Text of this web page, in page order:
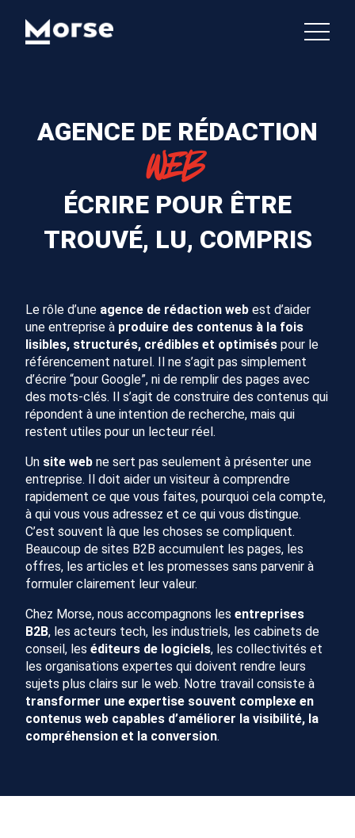
AGENCE DE RÉDACTION
WEB
ÉCRIRE POUR ÊTRE
TROUVÉ, LU, COMPRIS
Le rôle d’une agence de rédaction web est d’aider
une entreprise à produire des contenus à la fois
lisibles, structurés, crédibles et optimisés pour le
référencement naturel. Il ne s’agit pas simplement
d’écrire “pour Google”, ni de remplir des pages avec
des mots-clés. Il s’agit de construire des contenus qui
répondent à une intention de recherche, mais qui
restent utiles pour un lecteur réel.
Un site web ne sert pas seulement à présenter une
entreprise. Il doit aider un visiteur à comprendre
rapidement ce que vous faites, pourquoi cela compte,
à qui vous vous adressez et ce qui vous distingue.
C’est souvent là que les choses se compliquent.
Beaucoup de sites B2B accumulent les pages, les
offres, les articles et les promesses sans parvenir à
formuler clairement leur valeur.
Chez Morse, nous accompagnons les entreprises
B2B, les acteurs tech, les industriels, les cabinets de
conseil, les éditeurs de logiciels, les collectivités et
les organisations expertes qui doivent rendre leurs
sujets plus clairs sur le web. Notre travail consiste à
transformer une expertise souvent complexe en
contenus web capables d’améliorer la visibilité, la
compréhension et la conversion.